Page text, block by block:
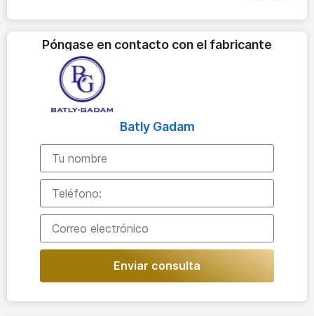
Póngase en contacto con el fabricante
Batly Gadam
Enviar consulta